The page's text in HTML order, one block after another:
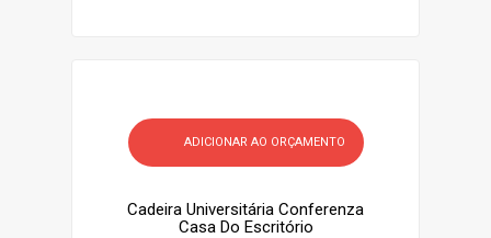
ADICIONAR AO ORÇAMENTO
Cadeira Universitária Conferenza
Casa Do Escritório